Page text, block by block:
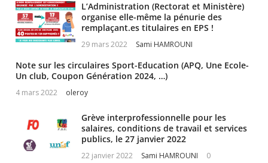
L’Administration (Rectorat et Ministère)
organise elle-même la pénurie des
remplaçant.es titulaires en EPS !
29 mars 2022 Sami HAMROUNI
Note sur les circulaires Sport-Education (APQ, Une Ecole-
Un club, Coupon Génération 2024, …)
4 mars 2022 oleroy
Grève interprofessionnelle pour les
salaires, conditions de travail et services
publics, le 27 janvier 2022
22 janvier 2022 Sami HAMROUNI 0